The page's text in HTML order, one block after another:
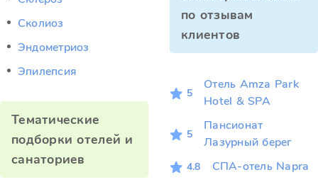
Сколиоз
Эндометриоз
Эпилепсия
Тематические
подборки отелей и
санаториев
по отзывам
клиентов
5
Отель Amza Park
Hotel & SPA
5
Пансионат
Лазурный берег
4.8 СПА-отель Napra